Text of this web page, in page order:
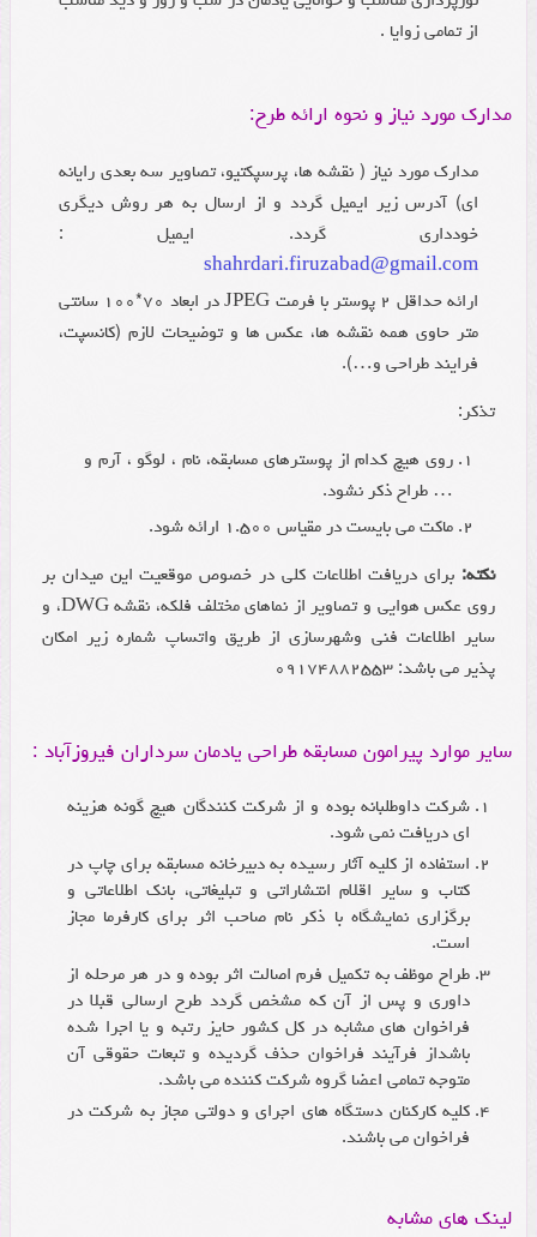
از تمامی زوایا .
مدارک مورد نیاز و نحوه ارائه طرح:
مدارک مورد نیاز ( نقشه ها، پرسپکتیو، تصاویر سه بعدی رایانه
ای) آدرس زیر ایمیل گردد و از ارسال به هر روش دیگری
خودداری گردد. ایمیل :
shahrdari.firuzabad@gmail.com
ارائه حداقل ۲ پوستر با فرمت JPEG در ابعاد ۷۰*۱۰۰ سانتی
متر حاوی همه نقشه ها، عکس ها و توضیحات لازم (کانسپت،
فرایند طراحی و…).
تذکر:
روی هیچ کدام از پوسترهای مسابقه، نام ، لوگو ، آرم و
… طراح ذکر نشود.
ماکت می بایست در مقیاس ۱.۵۰۰ ارائه شود.
نکته: برای دریافت اطلاعات کلی در خصوص موقعیت این میدان بر
روی عکس هوایی و تصاویر از نماهای مختلف فلکه، نقشه DWG، و
سایر اطلاعات فنی وشهرسازی از طریق واتساپ شماره زیر امکان
پذیر می باشد: ۰۹۱۷۴۸۸۲۵۵۳
سایر موارد پیرامون مسابقه طراحی یادمان سرداران فیروزآباد :
شرکت داوطلبانه بوده و از شرکت کنندگان هیچ گونه هزینه
ای دریافت نمی شود.
استفاده از کلیه آثار رسیده به دبیرخانه مسابقه برای چاپ در
کتاب و سایر اقلام انتشاراتی و تبلیغاتی، بانک اطلاعاتی و
برگزاری نمایشگاه با ذکر نام صاحب اثر برای کارفرما مجاز
است.
طراح موظف به تکمیل فرم اصالت اثر بوده و در هر مرحله از
داوری و پس از آن که مشخص گردد طرح ارسالی قبلا در
فراخوان های مشابه در کل کشور حایز رتبه و یا اجرا شده
باشداز فرآیند فراخوان حذف گردیده و تبعات حقوقی آن
متوجه تمامی اعضا گروه شرکت کننده می باشد.
کلیه کارکنان دستگاه های اجرای و دولتی مجاز به شرکت در
فراخوان می باشند.
لینک های مشابه